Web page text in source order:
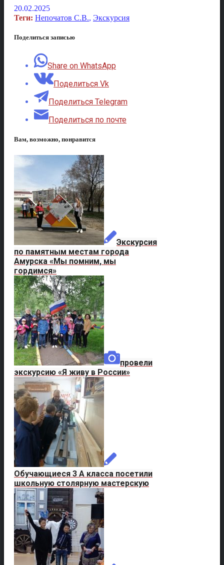
20.02.2025
Теги: Непочатов С.В., Экскурсия
Поделиться записью
Share on WhatsApp
Поделиться Vk
Поделиться Telegram
Поделиться по почте
Вам, возможно, понравится
Экскурсия
по памятным местам города
Амурска «Мы помним, мы
гордимся»
провели
экскурсию «Я живу в России»
Обучающиеся 3 А класса посетили
школьную столярную мастерскую